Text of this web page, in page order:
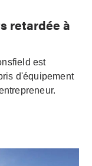
retardée à
est
d'équipement